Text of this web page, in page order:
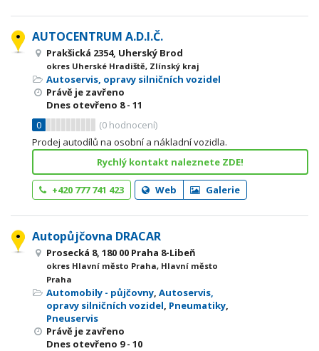
AUTOCENTRUM A.D.I.Č.
Prakšická 2354, Uherský Brod
okres Uherské Hradiště, Zlínský kraj
Autoservis, opravy silničních vozidel
Právě je zavřeno
Dnes otevřeno 8 - 11
0
(0 hodnocení)
Prodej autodílů na osobní a nákladní vozidla.
Rychlý kontakt naleznete ZDE!
+420 777 741 423 Web Galerie
Autopůjčovna DRACAR
Prosecká 8, 180 00 Praha 8-Libeň
okres Hlavní město Praha, Hlavní město
Praha
Automobily - půjčovny, Autoservis,
opravy silničních vozidel, Pneumatiky,
Pneuservis
Právě je zavřeno
Dnes otevřeno 9 - 10